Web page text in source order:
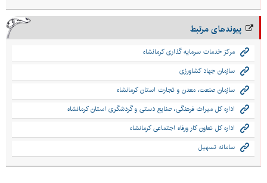
پیوندهای مرتبط
مرکز خدمات سرمایه گذاری کرمانشاه
سازمان جهاد کشاورزی
سازمان صنعت، معدن و تجارت استان کرمانشاه
اداره کل میراث فرهنگی، صنایع دستی و گردشگری استان کرمانشاه
اداره کل تعاون کار ورفاه اجتماعی کرمانشاه
سامانه تسهیل